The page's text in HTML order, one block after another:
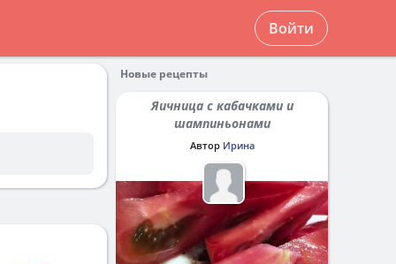
Войти
Новые рецепты
Яичница с кабачками и
шампиньонами
Автор Ирина